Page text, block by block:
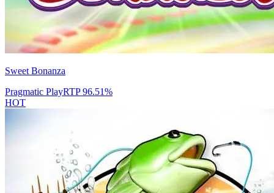
Sweet Bonanza
Pragmatic PlayRTP96.51%
HOT